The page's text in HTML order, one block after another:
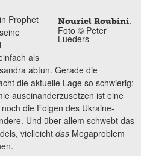
Nouriel Roubini.
Foto © Peter
Lueders
Prophet
als
abtun. Gerade die
die aktuelle Lage so schwierig:
auseinanderzusetzen ist eine
die Folgen des Ukraine-
Und über allem schwebt das
vielleicht das Megaproblem